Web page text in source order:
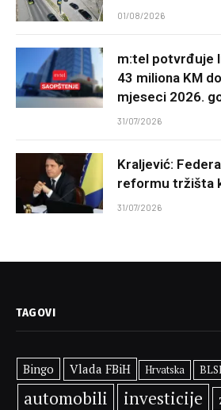
01/08/2026
m:tel potvrđuje
43 miliona KM
mjeseci 2026.
31/07/2026
Kraljević:
reformu tržišta
31/07/2026
TAGOVI
Bingo Vlada FBiH Hrvatska
automobili investicije